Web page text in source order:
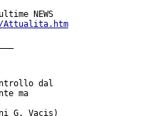
la pagina attualità con tutte le ultime NEWS
dal
ma
G. Vacis)